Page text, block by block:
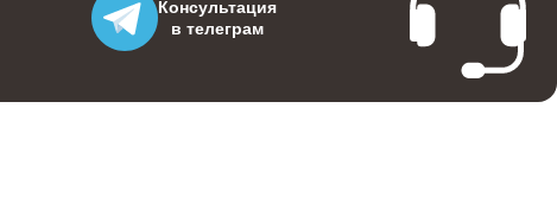
Консультация
в телеграм